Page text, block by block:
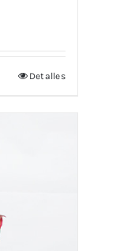
Detalles